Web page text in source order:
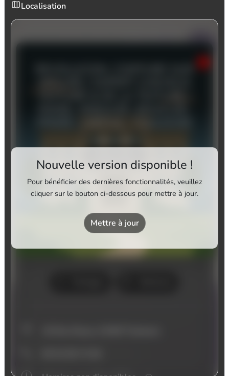
Localisation